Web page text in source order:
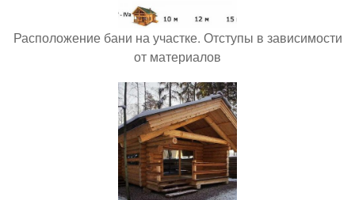
Расположение бани на участке. Отступы в зависимости
от материалов